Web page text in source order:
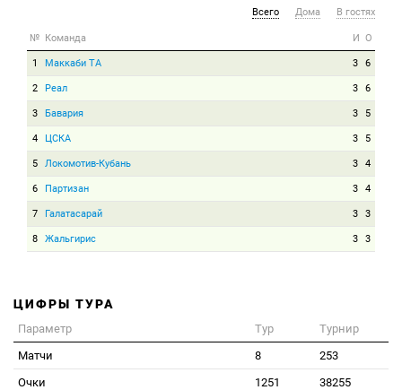
Всего Дома В гостях
№ Команда И О
1 Маккаби ТА 3 6
2 Реал 3 6
3 Бавария 3 5
4 ЦСКА 3 5
5 Локомотив-Кубань 3 4
6 Партизан 3 4
7 Галатасарай 3 3
8 Жальгирис 3 3
ЦИФРЫ ТУРА
Параметр Тур
Турнир
Матчи
8
253
Очки
1251
38255